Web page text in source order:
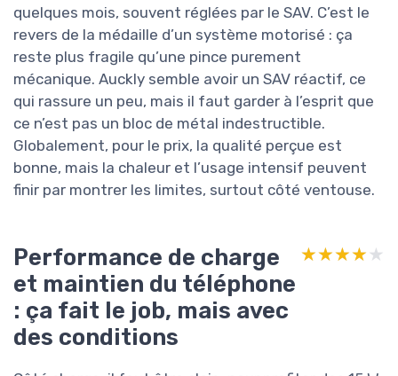
quelques mois, souvent réglées par le SAV. C’est le
revers de la médaille d’un système motorisé : ça
reste plus fragile qu’une pince purement
mécanique. Auckly semble avoir un SAV réactif, ce
qui rassure un peu, mais il faut garder à l’esprit que
ce n’est pas un bloc de métal indestructible.
Globalement, pour le prix, la qualité perçue est
bonne, mais la chaleur et l’usage intensif peuvent
finir par montrer les limites, surtout côté ventouse.
Performance de charge
et maintien du téléphone
: ça fait le job, mais avec
des conditions
★★★★★
★★★★★